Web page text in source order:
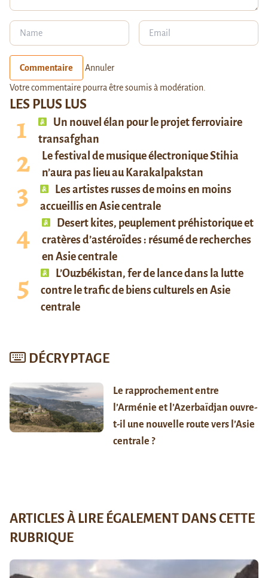
LES PLUS LUS
Un nouvel élan pour le projet ferroviaire
transafghan
Le festival de musique électronique Stihia
n’aura pas lieu au Karakalpakstan
Les artistes russes de moins en moins
accueillis en Asie centrale
Desert kites, peuplement préhistorique et
cratères d’astéroïdes : résumé de recherches
en Asie centrale
L’Ouzbékistan, fer de lance dans la lutte
contre le trafic de biens culturels en Asie
centrale
DÉCRYPTAGE
Le rapprochement entre
l’Arménie et l’Azerbaïdjan ouvre-
t-il une nouvelle route vers l’Asie
centrale ?
Commentaire Annuler
Votre commentaire pourra être soumis à modération.
ARTICLES À LIRE ÉGALEMENT DANS CETTE
RUBRIQUE